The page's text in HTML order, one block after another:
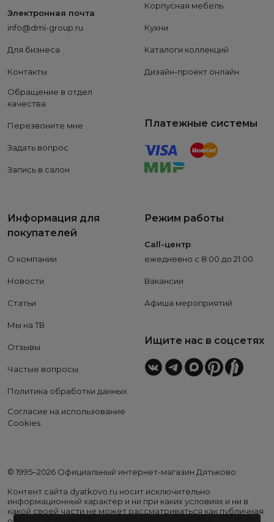
Электронная почта
info@dmi-group.ru
Для бизнеса
Контакты
Обращение в отдел
качества
Перезвоните мне
Задать вопрос
Запись в салон
Корпусная мебель
Кухни
Каталоги коллекций
Дизайн-проект онлайн
Платежные системы
Информация для
покупателей
О компании
Новости
Статьи
Мы на ТВ
Отзывы
Частые вопросы
Политика обработки данных
Согласие на использование
Cookies
Режим работы
Call-центр
ежедневно с 8:00 до 21:00
Вакансии
Афиша мероприятий
Ищите нас в соцсетях
© 1995–2026 Официальный интернет-магазин Дятьково
Контент сайта dyatkovo.ru носит исключительно
информационный характер и ни при каких условиях и ни в
какой своей части не может рассматриваться как публичная